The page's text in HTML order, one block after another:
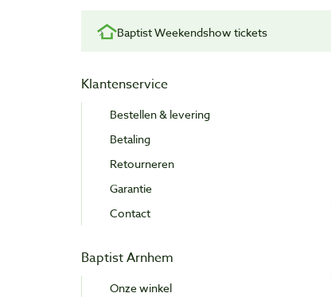
Baptist Weekendshow tickets
Klantenservice
Bestellen & levering
Betaling
Retourneren
Garantie
Contact
Baptist Arnhem
Onze winkel